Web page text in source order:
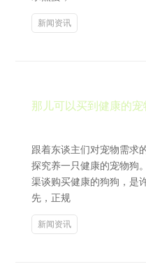
新闻资讯
那儿可以买到健康的宠
跟着东谈主们对宠物需求
探究养一只健康的宠物狗
渠谈购买健康的狗狗，是
先，正规
新闻资讯